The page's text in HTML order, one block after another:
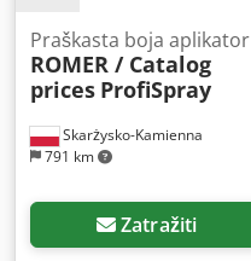
Skarżysko-Kamienna
791 km
Praškasta boja aplikator
ROMER / Catalog
prices ProfiSpray
Zatražiti